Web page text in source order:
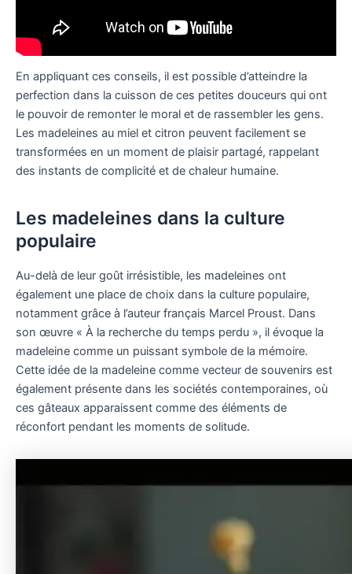
En appliquant ces conseils, il est possible d’atteindre la
perfection dans la cuisson de ces petites douceurs qui ont
le pouvoir de remonter le moral et de rassembler les gens.
Les madeleines au miel et citron peuvent facilement se
transformées en un moment de plaisir partagé, rappelant
des instants de complicité et de chaleur humaine.
Les madeleines dans la culture
populaire
Au-delà de leur goût irrésistible, les madeleines ont
également une place de choix dans la culture populaire,
notamment grâce à l’auteur français Marcel Proust. Dans
son œuvre « À la recherche du temps perdu », il évoque la
madeleine comme un puissant symbole de la mémoire.
Cette idée de la madeleine comme vecteur de souvenirs est
également présente dans les sociétés contemporaines, où
ces gâteaux apparaissent comme des éléments de
réconfort pendant les moments de solitude.